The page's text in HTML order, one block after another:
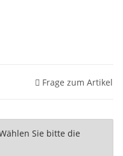
Frage zum Artikel
Sie bitte die